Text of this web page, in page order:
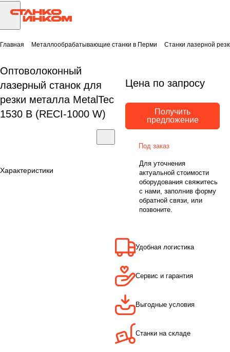
Главная Металлообрабатывающие станки в Перми Станки лазерной
Оптоволоконный
лазерный станок для
резки металла MetalTec
1530 B (RECI-1000 W)
Характеристики
Цена по запросу
Получить
предложение
Под заказ
Для уточнения
актуальной стоимости
оборудования свяжитесь
с нами, заполнив форму
обратной связи, или
позвоните.
Удобная логистика
Сервис и гарантия
Выгодные условия
Станки на складе